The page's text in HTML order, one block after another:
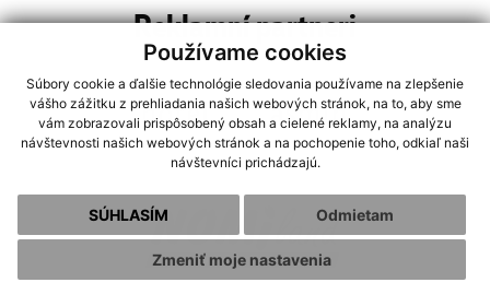
Používame cookies
Súbory cookie a ďalšie technológie sledovania používame na zlepšenie
vášho zážitku z prehliadania našich webových stránok, na to, aby sme
vám zobrazovali prispôsobený obsah a cielené reklamy, na analýzu
návštevnosti našich webových stránok a na pochopenie toho, odkiaľ naši
návštevníci prichádzajú.
SÚHLASÍM Odmietam
Zmeniť moje nastavenia
Reklamní partneri